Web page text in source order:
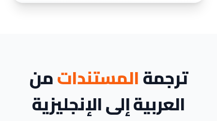
ترجمةالمستنداتمن
العربية إلى الإنجليزية